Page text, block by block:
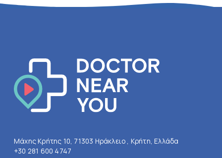
Μάχης Κρήτης 10, 71303 Ηράκλειο , Κρήτη, Ελλάδα
+30 281 600 4747